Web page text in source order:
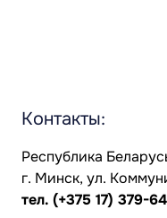
Контакты:
Республика
г. Минск, ул.
тел. (+375 17) 379-